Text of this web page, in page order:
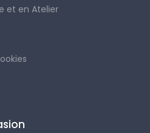
et en Atelier